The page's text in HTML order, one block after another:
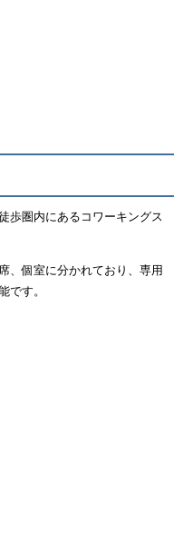
歩圏内にあるコワーキングス
、個室に分かれており、専用
です。